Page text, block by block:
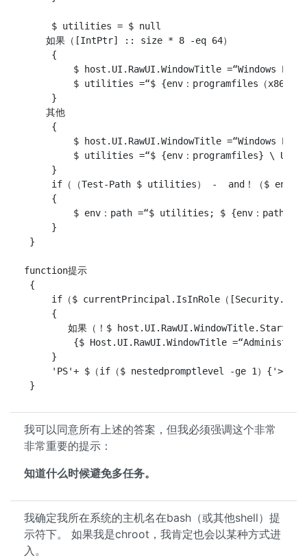
     $ utilities = $ null
    如果（[IntPtr] :: size * 8 -eq 64）
     {
$ host.UI.RawUI.WindowTitle =“Windows
$ utilities =“$ {env：programfiles（x86）}
     }
    其他
     {
$ host.UI.RawUI.WindowTitle =“Windows
$ utilities =“$ {env：programfiles} \
     }
if（（Test-Path $ utilities） -  and！（$ env
     {
         $ env：path =“$ utilities; $ {env：path}”
     }
}
function提示
{
if（$ currentPrincipal.IsInRole（
     {
如果（！$
{$ Host.UI.RawUI.WindowTitle
     }
'PS'+ $（if（$ nestedpromptlevel -ge 1）{'>>'}
我可以同意所有上述的答案，但我必须强调这个非常
非常重要的提示：
知道什么时候避免多任务。
我确定我所在系统的主机名在bash（或其他shell）提
示符下。 如果我是chroot，我肯定也会以某种方式进
入。